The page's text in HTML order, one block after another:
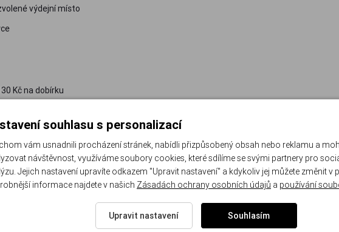
výdejní místo
Kč na dobírku
domů
souhlasu s personalizací
vám usnadnili procházení stránek, nabídli přizpůsobený obsah nebo reklamu a
návštěvnost, využíváme soubory cookies, které sdílíme se svými partnery pro
Jejich nastavení upravíte odkazem "Upravit nastavení" a kdykoliv jej můžete změnit v
informace najdete v našich Zásadách ochrany osobních údajů a používání
Upravit nastavení Souhlasím